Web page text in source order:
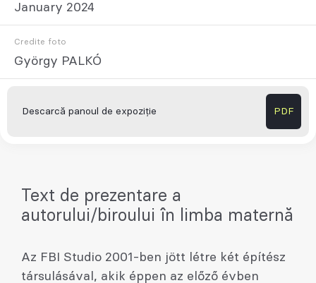
January 2024
Credite foto
György PALKÓ
Descarcă panoul de expoziție PDF
Text de prezentare a
autorului/biroului în limba maternă
Az FBI Studio 2001-ben jött létre két építész
társulásával, akik éppen az előző évben